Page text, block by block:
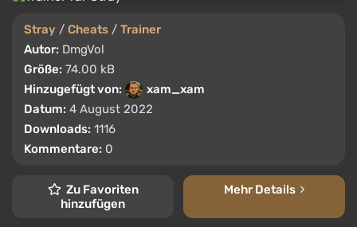
Stray / Cheats / Trainer
Autor: DmgVol
Größe: 74.00 kB
Hinzugefügt von:
xam_xam
Datum: 4 August 2022
Downloads: 1116
Kommentare: 0
Zu Favoriten
hinzufügen
Mehr Details